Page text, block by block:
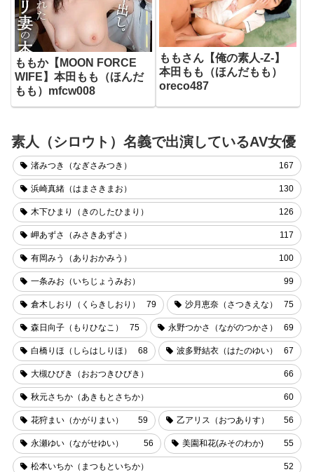
ももか【MOON FORCE
WIFE】本田もも（ほんだ
もも）mfcw008
ももさん【俺の素人-Z-】
本田もも（ほんだもも）
oreco487
素人（シロウト）名義で出演しているAV女優
渚みつき（なぎさみつき） 167
浜崎真緒（はまさきまお） 130
木下ひまり（きのしたひまり） 126
岬あずさ（みさきあずさ） 117
有岡みう（ありおかみう） 100
一条みお（いちじょうみお） 99
倉木しおり（くらきしおり） 79 沙月恵奈（さつきえな） 75
森日向子（もりひなこ） 75 永野つかさ（ながのつかさ） 69
白橋りほ（しらはしりほ） 68 波多野結衣（はたのゆい） 67
大槻ひびき（おおつきひびき） 66
秋元さちか（あきもとさちか） 60
花狩まい（かがりまい） 59 乙アリス（おつありす） 56
永瀬ゆい（ながせゆい） 56 美園和花(みそのわか) 55
松本いちか（まつもといちか） 52